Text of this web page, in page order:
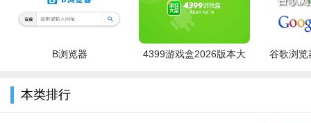
任天堂明星大乱斗：全明星乱斗，欢乐聚会必备
死或生6：性感格斗，物理引擎出色
B浏览器
4399游戏盒2026版本大
谷歌浏览
本类排行